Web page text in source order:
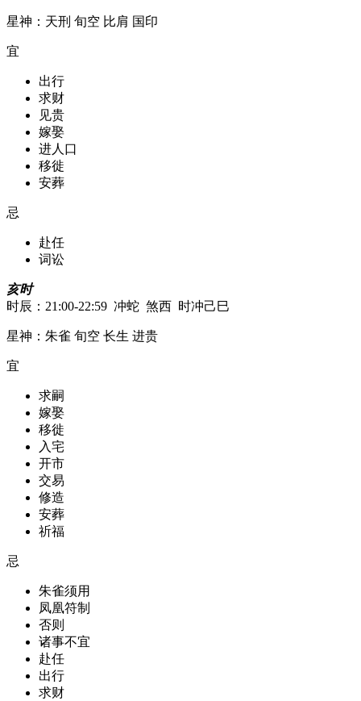
星神：天刑 旬空 比肩 国印
宜
出行
求财
见贵
嫁娶
进人口
移徙
安葬
忌
赴任
词讼
亥时
时辰：21:00-22:59 冲蛇 煞西 时冲己巳
星神：朱雀 旬空 长生 进贵
宜
求嗣
嫁娶
移徙
入宅
开市
交易
修造
安葬
祈福
忌
朱雀须用
凤凰符制
否则
诸事不宜
赴任
出行
求财